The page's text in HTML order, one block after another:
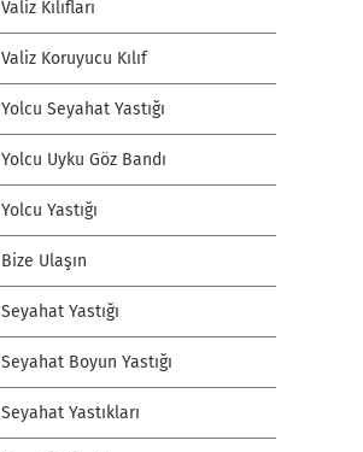
Valiz Kılıfları
Valiz Koruyucu Kılıf
Yolcu Seyahat Yastığı
Yolcu Uyku Göz Bandı
Yolcu Yastığı
Bize Ulaşın
Seyahat Yastığı
Seyahat Boyun Yastığı
Seyahat Yastıkları